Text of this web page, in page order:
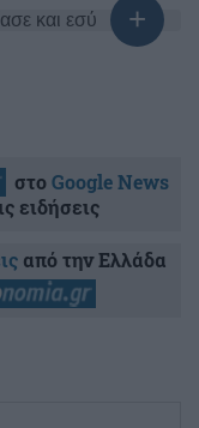
και εσύ
στοGoogle News
ειδήσεις
από την Ελλάδα